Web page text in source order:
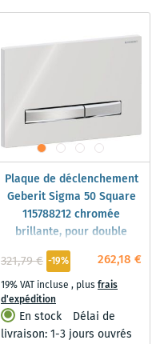
Plaque de déclenchement
Geberit Sigma 50 Square
115788212 chromée
brillante, pour double
chasse
262,18 €
321,79 € -19%
19% VAT incluse , plusfrais
d'expédition
En stock
Délai de
livraison: 1-3 jours ouvrés